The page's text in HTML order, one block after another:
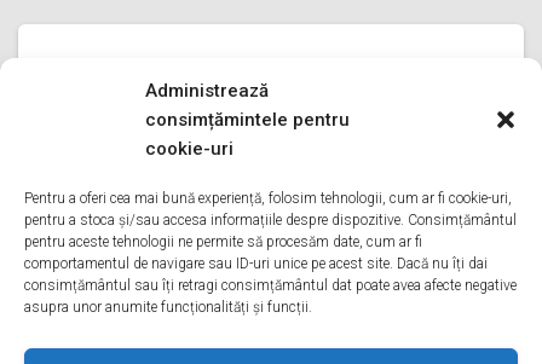
Administrează
consimțămintele pentru
cookie-uri
Pentru a oferi cea mai bună experiență, folosim tehnologii, cum ar fi cookie-uri,
pentru a stoca și/sau accesa informațiile despre dispozitive. Consimțământul
pentru aceste tehnologii ne permite să procesăm date, cum ar fi
comportamentul de navigare sau ID-uri unice pe acest site. Dacă nu îți dai
consimțământul sau îți retragi consimțământul dat poate avea afecte negative
asupra unor anumite funcționalități și funcții.
reparatii frigidere Gorenje ILFOV
reparatii frigidere Gorenje ILFOV Bine ati venit pe pagina
problema cu un frigider gorenje? Tot ce trebuie sa faceti
este sa ne sunati va oferim reparatii in Citește mai mult